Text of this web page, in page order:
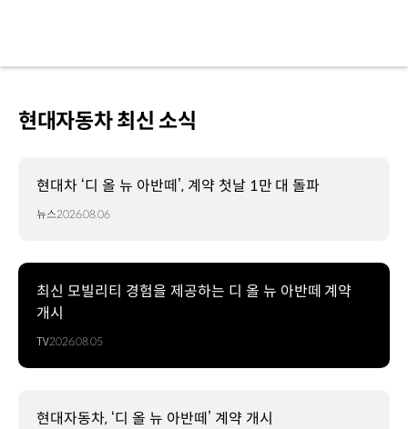
현대자동차 최신 소식
현대차 ‘디 올 뉴 아반떼’, 계약 첫날 1만 대 돌파
뉴스2026.08.06
최신 모빌리티 경험을 제공하는 디 올 뉴 아반떼 계약
개시
TV2026.08.05
현대자동차, ‘디 올 뉴 아반떼’ 계약 개시